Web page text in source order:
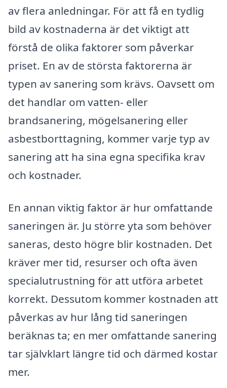
av flera anledningar. För att få en tydlig
bild av kostnaderna är det viktigt att
förstå de olika faktorer som påverkar
priset. En av de största faktorerna är
typen av sanering som krävs. Oavsett om
det handlar om vatten- eller
brandsanering, mögelsanering eller
asbestborttagning, kommer varje typ av
sanering att ha sina egna specifika krav
och kostnader.
En annan viktig faktor är hur omfattande
saneringen är. Ju större yta som behöver
saneras, desto högre blir kostnaden. Det
kräver mer tid, resurser och ofta även
specialutrustning för att utföra arbetet
korrekt. Dessutom kommer kostnaden att
påverkas av hur lång tid saneringen
beräknas ta; en mer omfattande sanering
tar självklart längre tid och därmed kostar
mer.